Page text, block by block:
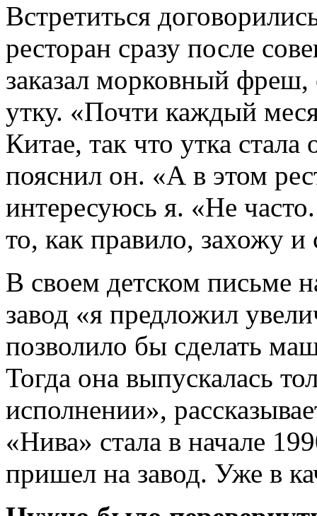
Встретиться
ресторан сразу после
заказал морковный
утку. «Почти каждый
Китае, так что утка
пояснил он. «А в этом
интересуюсь я. «Не
то, как правило, захожу
В своем детском письме
завод «я предложил
позволило бы сделать
Тогда она выпускалась
исполнении»,
«Нива» стала в начале
пришел на завод. Уже в